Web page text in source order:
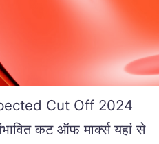
Cut Off 2024
कट ऑफ मार्क्स यहां से